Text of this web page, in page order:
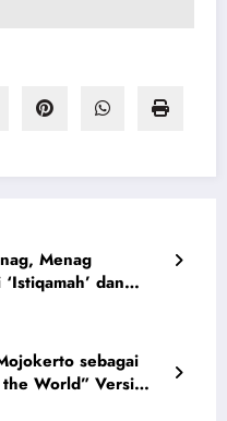
Menag
dan
sebagai
World” Versi